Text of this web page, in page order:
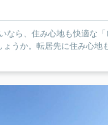
なら、住み心地も快適な
うか。転居先に住み心地